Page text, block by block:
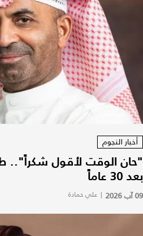
أخبار النجوم
"حان الوقت لأقول شكراً"..
بعد 30 عاماً
09 آب 2026 | علي حمادة